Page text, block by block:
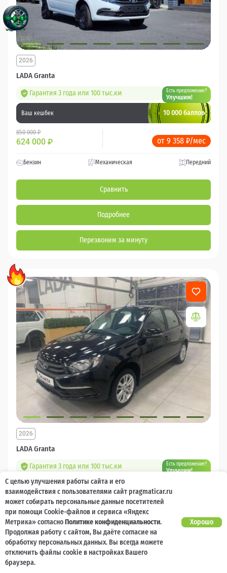
LADA Granta
2026
Гарантия 3 года или 100 тыс.км Есть предложение?
Улучшим!
Ваш кешбек 10 000 баллов
850 000 ₽
624 000 ₽ от 9 358 ₽/мес
Бензин Механическая Передний
Сравнить
Подробнее
Перезвоним за минуту
LADA Granta
2026
Гарантия 3 года или 100 тыс.км Есть предложение?
Улучшим!
Ваш кешбек
1 218 000 ₽
904 400₽
Бензин Механическая
С целью улучшения работы сайта и его
взаимодействия с пользователями сайт pragmaticar.ru
может собирать персональные данные посетителей
при помощи Cookie-файлов и сервиса «Яндекс
Метрика» согласноПолитике конфиденциальности.
Продолжая работу с сайтом, Вы даёте согласие на
обработку персональных данных. Вы всегда можете
отключить файлы cookie в настройках Вашего
браузера.
Хорошо